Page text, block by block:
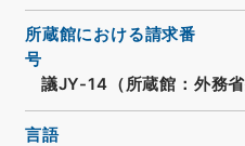
所蔵館における請求番
号
議JY-14（所蔵館：外務省
言語